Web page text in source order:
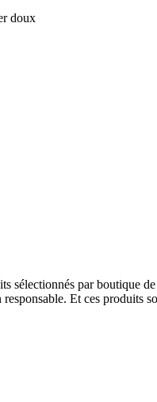
doux
par boutique
Et ces produits